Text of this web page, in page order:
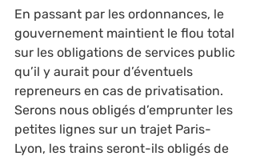
En passant par les ordonnances, le
gouvernement maintient le flou total
sur les obligations de services public
qu’il y aurait pour d’éventuels
repreneurs en cas de privatisation.
Serons nous obligés d’emprunter les
petites lignes sur un trajet Paris-
Lyon, les trains seront-ils obligés de